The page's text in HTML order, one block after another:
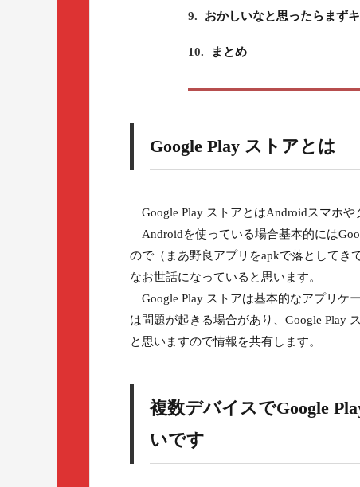
9. おかしいなと思ったらまず
10. まとめ
Google Play ストアとは
Google Play ストアとはAndroidスマホや
Androidを使っている場合基本的には
ので（まあ野良アプリをapkで落としてき
なお世話になっていると思います。
Google Play ストアは基本的なアプリケ
は問題が起きる場合があり、Google Play
と思いますので情報を共有します。
複数デバイスでGoogle
いです